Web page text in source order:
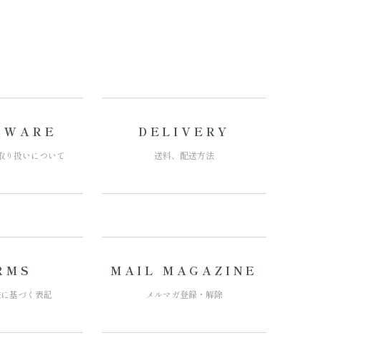
り扱いについて
DELIVERY
送料、配送方法
基づく表記
MAIL MAGAZINE
メルマガ登録・解除